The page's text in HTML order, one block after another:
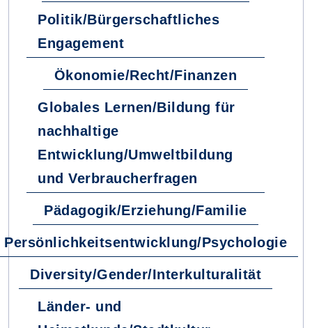
Politik/Bürgerschaftliches
Engagement
Ökonomie/Recht/Finanzen
Globales Lernen/Bildung für
nachhaltige
Entwicklung/Umweltbildung
und Verbraucherfragen
Pädagogik/Erziehung/Familie
Persönlichkeitsentwicklung/Psychologie
Diversity/Gender/Interkulturalität
Länder- und